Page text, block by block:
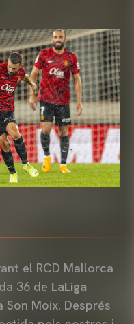
el RCD Mallorca
36 de LaLiga
Moix. Després